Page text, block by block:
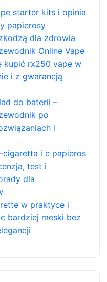
starter kits i opinia
papierosy
dla zdrowia
Online Vape
kupić rx250 vape w
i z gwarancją
do baterii –
po
i
cigaretta i e papieros
test i
dla
w praktyce i
bardziej meski bez